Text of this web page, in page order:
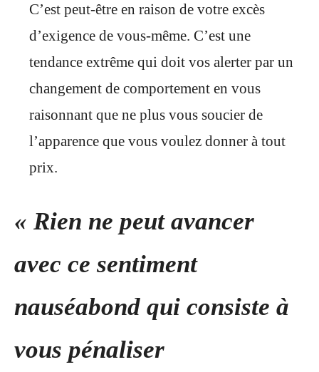
C’est peut-être en raison de votre excès
d’exigence de vous-même. C’est une
tendance extrême qui doit vos alerter par un
changement de comportement en vous
raisonnant que ne plus vous soucier de
l’apparence que vous voulez donner à tout
prix.
« Rien ne peut avancer
avec ce sentiment
nauséabond qui consiste à
vous pénaliser